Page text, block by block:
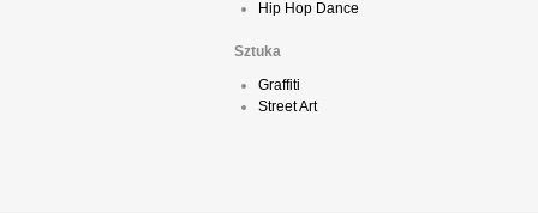
Hip Hop Dance
Sztuka
Graffiti
Street Art